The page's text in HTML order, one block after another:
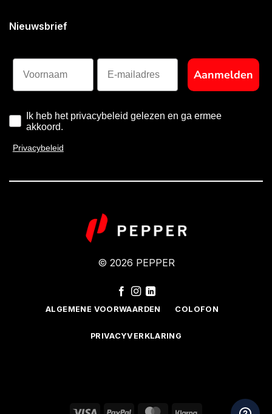
Nieuwsbrief
Voornaam
Aanmelden
Ik heb het privacybeleid gelezen en ga ermee
akkoord.
Privacybeleid
© 2026 PEPPER
ALGEMENE VOORWAARDEN COLOFON
PRIVACYVERKLARING
Visa PayPal MasterCard